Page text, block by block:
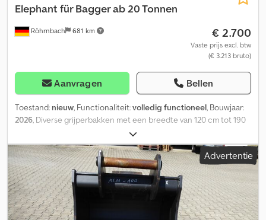
Röhrnbach 681 km
Elephant für Bagger ab 20 Tonnen
€ 2.700
Vaste prijs excl. btw
(€ 3.213 bruto)
Aanvragen Bellen
Toestand: nieuw, Functionaliteit:volledig functioneel, Bouwjaar:
2026 , Diverse grijperbakken met een breedte van 120 cm tot 190
cm. Robuuste uitvoering, met Hardox-bekleding aan de
binnenkant. Dkedpfszltglox An Eor Bevestigingspunten voor
bouten. Vanaf € 2.700.
Advertentie